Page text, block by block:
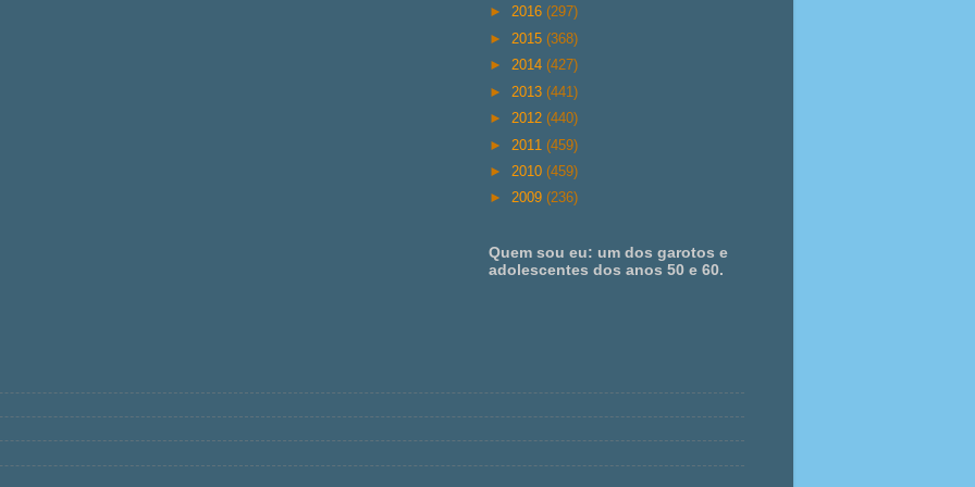
► 2016 (297)
► 2015 (368)
► 2014 (427)
► 2013 (441)
► 2012 (440)
► 2011 (459)
► 2010 (459)
► 2009 (236)
Quem sou eu: um dos garotos e
adolescentes dos anos 50 e 60.